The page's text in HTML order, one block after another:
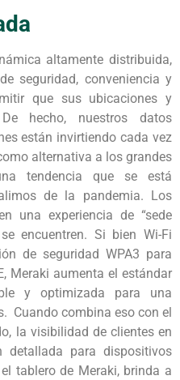
altamente distribuida,
seguridad, conveniencia y
que sus ubicaciones y
De hecho, nuestros datos
están invirtiendo cada vez
alternativa a los grandes
tendencia que se está
de la pandemia. Los
una experiencia de “sede
encuentren. Si bien Wi-Fi
de seguridad WPA3 para
Meraki aumenta el estándar
y optimizada para una
Cuando combina eso con el
la visibilidad de clientes en
para dispositivos
tablero de Meraki, brinda a